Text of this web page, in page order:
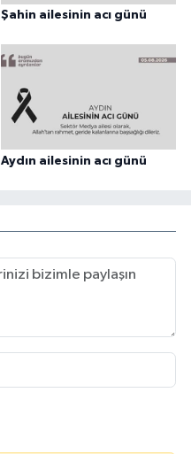
Şahin ailesinin acı günü
Aydın ailesinin acı günü